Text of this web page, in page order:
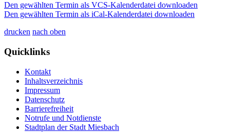
Den gewählten Termin als VCS-Kalenderdatei downloaden
Den gewählten Termin als iCal-Kalenderdatei downloaden
drucken nach oben
Quicklinks
Kontakt
Inhaltsverzeichnis
Impressum
Datenschutz
Barrierefreiheit
Notrufe und Notdienste
Stadtplan der Stadt Miesbach